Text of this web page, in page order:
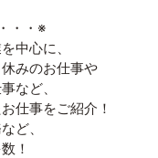
・・※
中心に、
みのお仕事や
など、
仕事をご紹介！
ど、
！